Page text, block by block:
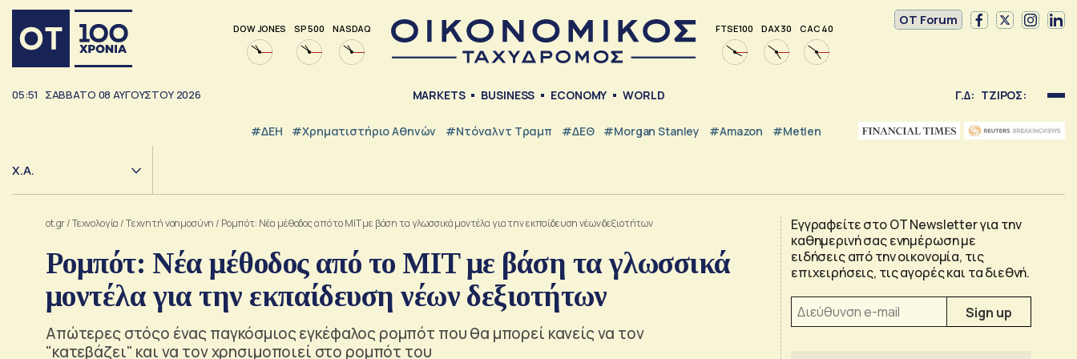
DOW JONES SP 500 NASDAQ FTSE 100 DAX 30 CAC 40
OT Forum
05:51 ΣΑΒΒΑΤΟ 08 ΑΥΓΟΥΣΤΟΥ 2026 MARKETS BUSINESS ECONOMY WORLD Γ.Δ: ΤΖΙΡΟΣ:
#ΔΕΗ #Χρηματιστήριο Αθηνών #Ντόναλντ Τραμπ #ΔΕΘ #Morgan Stanley #Amazon #Metlen
Χ.Α.
ot.gr/Τεχνολογία /Tεχνητή νοημοσύνη / Ρομπότ: Νέα μέθοδος από το MIT με βάση τα γλωσσικά μοντέλα για την εκπαίδευση νέων δεξιοτήτων
Ρομπότ: Νέα μέθοδος από το MIT με βάση τα γλωσσικά
μοντέλα για την εκπαίδευση νέων δεξιοτήτων
Απώτερες στόςο ένας παγκόσμιος εγκέφαλος ρομπότ που θα μπορεί κανείς να τον
"κατεβάζει" και να τον χρησιμοποιεί στο ρομπότ του
Εγγραφείτε στο OT Newsletter για την
καθημερινή σας ενημέρωση με
ειδήσεις από την οικονομία, τις
επιχειρήσεις, τις αγορές και τα διεθνή.